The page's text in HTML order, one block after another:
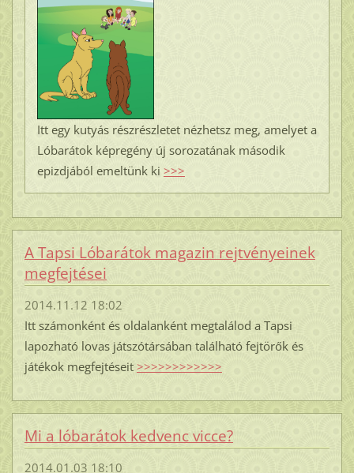
Itt egy kutyás részrészletet nézhetsz meg, amelyet a
Lóbarátok képregény új sorozatának második
epizdjából emeltünk ki >>>
A Tapsi Lóbarátok magazin rejtvényeinek
megfejtései
2014.11.12 18:02
Itt számonként és oldalanként megtalálod a Tapsi
lapozható lovas játszótársában található fejtörők és
játékok megfejtéseit >>>>>>>>>>>>
Mi a lóbarátok kedvenc vicce?
2014.01.03 18:10